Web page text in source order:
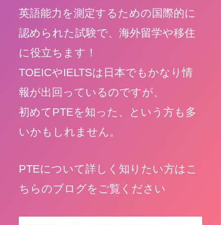
英語能力を測定するための国際的に
認められた試験で、海外留学や移住
に役立ちます！
TOEICやIELTSは日本でもかなり情
報が出回っているのですが、
初めてPTEを知った 、という方も多
いかもしれません。
PTEについて詳しく知りたい方はこ
ちらのブログをご覧ください